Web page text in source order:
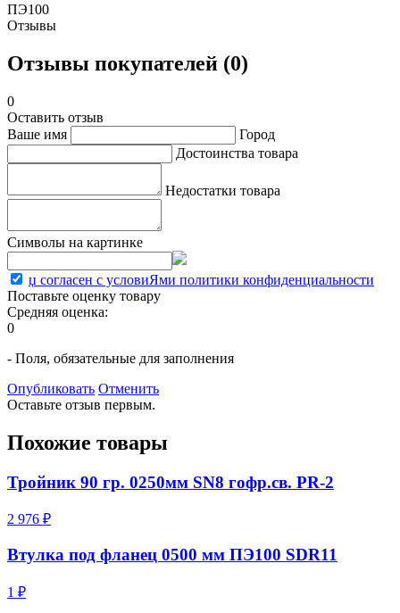
ПЭ100
Отзывы
Отзывы покупателей (0)
0
Оставить отзыв
Ваше имя
Город
Достоинства товара
Недостатки товара
Символы на картинке
џ согласен с условиЯми политики конфиденциальности
Поставьте оценку товару
Средняя оценка:
0
- Поля, обязательные для заполнения
Опубликовать Отменить
Оставьте отзыв первым.
Похожие товары
Тройник 90 гр. 0250мм SN8 гофр.св. PR-2
2 976 ₽
Втулка под фланец 0500 мм ПЭ100 SDR11
1 ₽